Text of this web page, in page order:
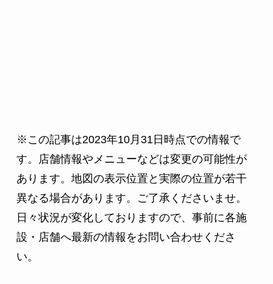
※この記事は2023年10月31日時点での情報で
す。店舗情報やメニューなどは変更の可能性が
あります。地図の表示位置と実際の位置が若干
異なる場合があります。ご了承くださいませ。
日々状況が変化しておりますので、事前に各施
設・店舗へ最新の情報をお問い合わせくださ
い。